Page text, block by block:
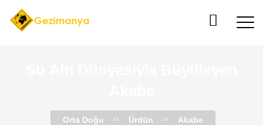
Orta Doğu Ürdün Akabe